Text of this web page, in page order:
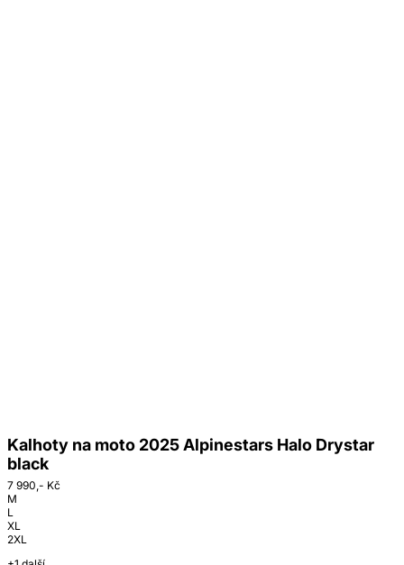
Kalhoty na moto 2025 Alpinestars Halo Drystar
black
7 990,- Kč
M
L
XL
2XL